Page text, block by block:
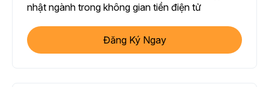
nhật ngành trong không gian tiền điện tử
Đăng Ký Ngay